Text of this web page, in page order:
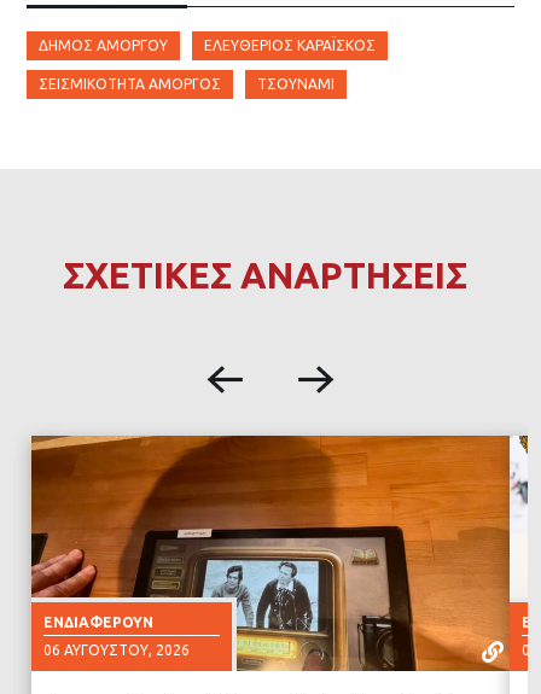
ΔΉΜΟΣ ΑΜΟΡΓΟΎ ΕΛΕΥΘΈΡΙΟΣ ΚΑΡΑΪ́ΣΚΟΣ
ΣΕΙΣΜΙΚΌΤΗΤΑ ΑΜΟΡΓΌΣ ΤΣΟΥΝΆΜΙ
ΣΧΕΤΙΚΕΣ ΑΝΑΡΤΗΣΕΙΣ
ΕΝΔΙΑΦΈΡΟΥΝ
06 ΑΥΓΟΎΣΤΟΥ, 2026